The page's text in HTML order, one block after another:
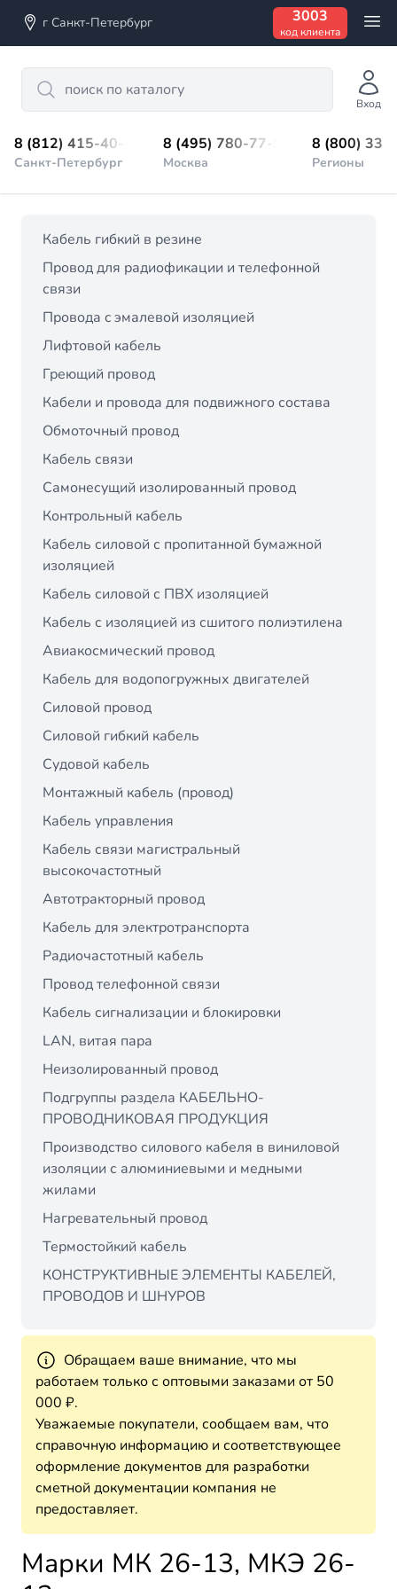
г Санкт-Петербург 3003
код клиента
Search
Вход
8 (812) 415-40-45
Санкт-Петербург
8 (495) 780-77-98
Москва
8 (800)
Регионы
Кабель гибкий в резине
Провод для радиофикации и телефонной
связи
Провода c эмалевой изоляцией
Лифтовой кабель
Греющий провод
Кабели и провода для подвижного состава
Обмоточный провод
Кабель связи
Самонесущий изолированный провод
Контрольный кабель
Кабель силовой с пропитанной бумажной
изоляцией
Кабель силовой с ПВХ изоляцией
Кабель с изоляцией из сшитого полиэтилена
Авиакосмический провод
Кабель для водопогружных двигателей
Силовой провод
Силовой гибкий кабель
Судовой кабель
Монтажный кабель (провод)
Кабель управления
Кабель связи магистральный
высокочастотный
Автотракторный провод
Кабель для электротранспорта
Радиочастотный кабель
Провод телефонной связи
Кабель сигнализации и блокировки
LAN, витая пара
Неизолированный провод
Подгруппы раздела КАБЕЛЬНО-
ПРОВОДНИКОВАЯ ПРОДУКЦИЯ
Производство силового кабеля в виниловой
изоляции с алюминиевыми и медными
жилами
Нагревательный провод
Термостойкий кабель
КОНСТРУКТИВНЫЕ ЭЛЕМЕНТЫ КАБЕЛЕЙ,
ПРОВОДОВ И ШНУРОВ
Обращаем ваше внимание, что мы
работаем только с оптовыми заказами от 50
000 ₽.
Уважаемые покупатели, сообщаем вам, что
справочную информацию и соответствующее
оформление документов для разработки
сметной документации компания не
предоставляет.
Марки МК 26-13, МКЭ 26-